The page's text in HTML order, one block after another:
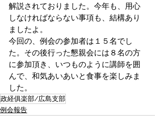
解説されておりました。今年も、用心
しなければならない事項も、結構あり
ましたよ。
今回の、例会の参加者は１５名でし
た。その後行った懇親会には８名の方
に参加頂き、いつものように講師を囲
んで、和気あいあいと食事を楽しみま
した。
政経俱楽部/広島支部
例会報告